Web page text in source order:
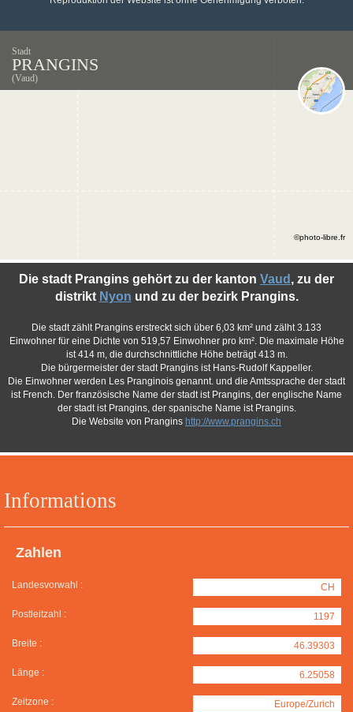
Stadt
PRANGINS
(Vaud)
Informations
Zahlen
Landesvorwahl : CH
Postleitzahl : 1197
Breite : 46.39303
Länge : 6.25058
Zeitzone : Europe/Zurich
Die stadt Prangins gehört zu der kanton Vaud , zu der
distrikt Nyon und zu der bezirk Prangins.
Die stadt zählt Prangins erstreckt sich über 6,03 km² und zälht 3.133
Einwohner für eine Dichte von 519,57 Einwohner pro km². Die maximale Höhe
ist 414 m, die durchschnittliche Höhe beträgt 413 m.
Die bürgermeister der stadt Prangins ist Hans-Rudolf Kappeller.
Die Einwohner werden Les Pranginois genannt. und die Amtssprache der stadt
ist French. Der französische Name der stadt ist Prangins, der englische Name
der stadt ist Prangins, der spanische Name ist Prangins.
Die Website von Prangins http://www.prangins.ch
©photo-libre.fr